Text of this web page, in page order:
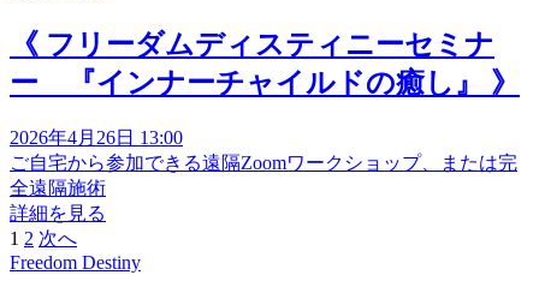
《 フリーダムディスティニーセミナ
ー 『インナーチャイルドの癒し』 》
2026年4月26日 13:00
ご自宅から参加できる遠隔Zoomワークショップ、または完
全遠隔施術
詳細を見る
投
1 2 次へ
Freedom Destiny